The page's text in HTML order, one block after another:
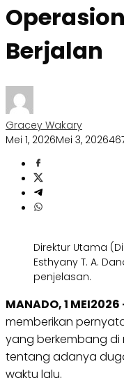
Berjalan
Gracey Wakary
Mei 1, 2026Mei 3, 2026
Direktur Utama
Esthyany T. A.
penjelasan.
MANADO, 1
memberikan
yang berkembang di
tentang adanya
waktu lalu.